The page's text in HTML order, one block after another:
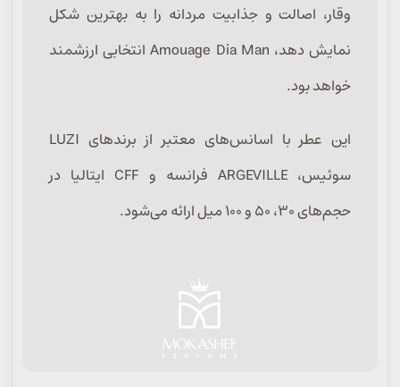
وقار، اصالت و جذابیت مردانه را به بهترین شکل
نمایش دهد، Amouage Dia Man انتخابی ارزشمند
خواهد بود.
این عطر با اسانس‌های معتبر از برندهای LUZI
سوئیس، ARGEVILLE فرانسه و CFF ایتالیا در
حجم‌های ۳۰، ۵۰ و ۱۰۰ میل ارائه می‌شود.